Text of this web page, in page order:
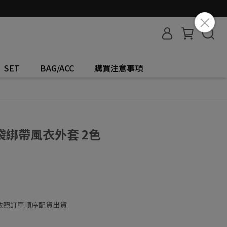
SET BAG/ACC 購買注意事項
綁帶風衣外套 2色
訂單順序配貨出貨